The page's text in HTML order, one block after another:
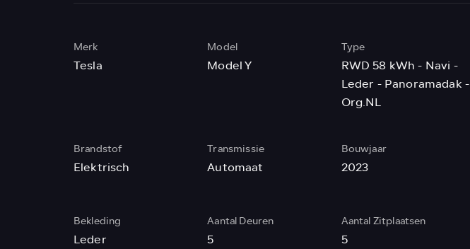
Merk
Tesla
Model
Model Y
Type
RWD 58 kWh - Navi -
Leder - Panoramadak -
Org.NL
Brandstof
Elektrisch
Transmissie
Automaat
Bouwjaar
2023
Bekleding
Leder
Aantal Deuren
5
Aantal Zitplaatsen
5